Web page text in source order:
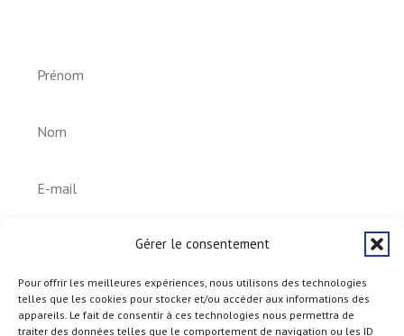
Gérer le consentement
Pour offrir les meilleures expériences, nous utilisons des technologies
telles que les cookies pour stocker et/ou accéder aux informations des
appareils. Le fait de consentir à ces technologies nous permettra de
traiter des données telles que le comportement de navigation ou les ID
S'abonner